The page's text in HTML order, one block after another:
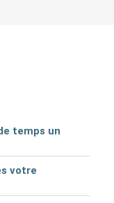
temps un
votre